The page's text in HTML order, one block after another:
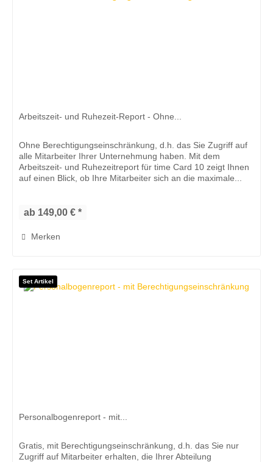
Arbeitszeit- und Ruhezeit-Report - Ohne...
Ohne Berechtigungseinschränkung, d.h. das Sie Zugriff auf
alle Mitarbeiter Ihrer Unternehmung haben. Mit dem
Arbeitszeit- und Ruhezeitreport für time Card 10 zeigt Ihnen
auf einen Blick, ob Ihre Mitarbeiter sich an die maximale...
ab 149,00 € *
Merken
Set Artikel
Personalbogenreport - mit...
Gratis, mit Berechtigungseinschränkung, d.h. das Sie nur
Zugriff auf Mitarbeiter erhalten, die Ihrer Abteilung